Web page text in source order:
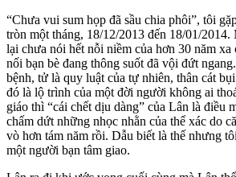
“Chưa vui sum họp đã sầu chia phôi”, tôi
tròn một tháng, 18/12/2013 đến 18/01/
lại chưa nói hết nỗi niềm của hơn 30 năm xa
nối bạn bè đang thông suốt đã vội đứt
bệnh, tử là quy luật của tự nhiên, thân cát
đó là lộ trình của một đời người không ai
giáo thì “cái chết dịu dàng” của Lân là điều
chấm dứt những nhọc nhằn của thể xác do
vò hơn tám năm rồi. Dẫu biết là thế nhưng
một người bạn tâm giao.